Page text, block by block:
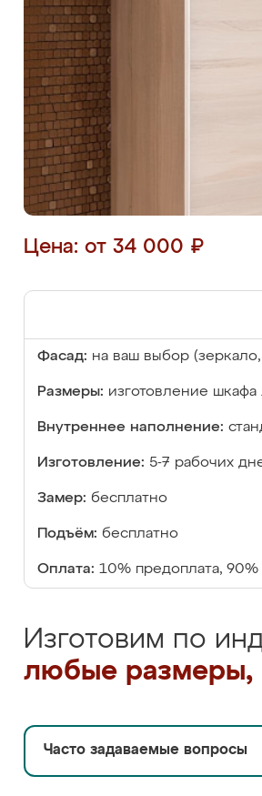
Цена: от 34 000 ₽
Фасад: на ваш выбор
Размеры: изготовление
Внутреннее наполнение:
Изготовление: 5-7 рабочих
Замер: бесплатно
Подъём: бесплатно
Оплата: 10% предоплата,
Изготовим по
любые размеры,
Часто задаваемые вопросы